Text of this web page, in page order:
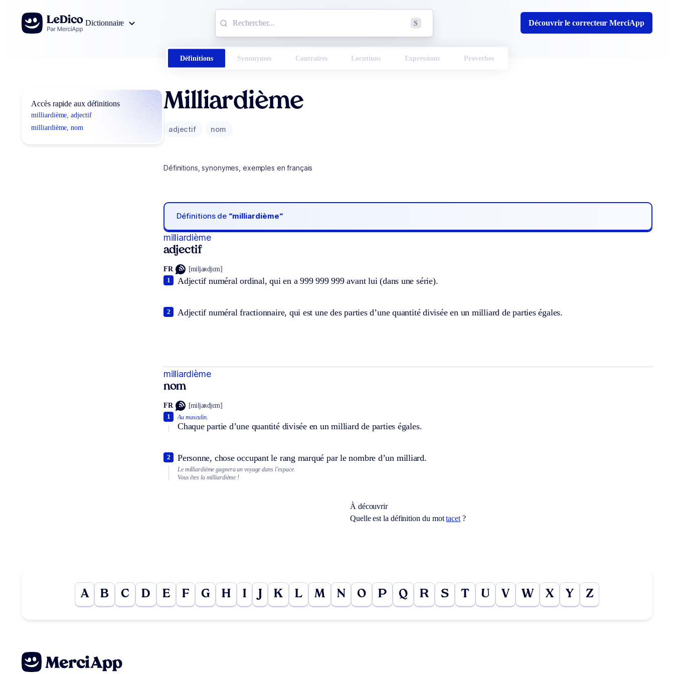
Aller au contenu
Dictionnaire
S Découvrir le correcteur MerciApp
Définitions Synonymes Contraires Locutions Expressions Proverbes
Accès rapide aux définitions
milliardième, adjectif
milliardième, nom
Milliardième
adjectif nom
Définitions, synonymes, exemples en français
Définitions de “milliardième“
milliardième
adjectif
FR [miljaʀdjɛm]
Adjectif numéral ordinal, qui en a 999 999 999 avant lui (dans une série).
1
Adjectif numéral fractionnaire, qui est une des parties d’une quantité divisée en un milliard de parties égales.
2
milliardième
nom
FR [miljaʀdjɛm]
Au masculin.
Chaque partie d’une quantité divisée en un milliard de parties égales.
1
Personne, chose occupant le rang marqué par le nombre d’un milliard.
2
Le milliardième gagnera un voyage dans l’espace.
Vous êtes la milliardième !
À découvrir
Quelle est la définition du mottacet?
A B C D E F G H I K L M N O P Q R S T U V W X Y Z